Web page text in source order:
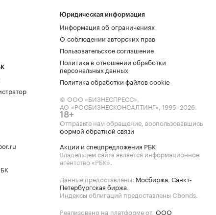
Юридическая информация
Информация об ограничениях
О соблюдении авторских прав
Пользовательское соглашение
Политика в отношении обработки
персональных данных
Политика обработки файлов cookie
© ООО «БИЗНЕСПРЕСС»,
АО «РОСБИЗНЕСКОНСАЛТИНГ», 1995–2026.
18+
Отправьте нам обращение, воспользовавшись
формой обратной связи
Акции и спецпредложения РБК
Владельцем сайта является информационное
агентство «РБК».
Данные предоставлены: Мосбиржа, Санкт-
Петербургская биржа.
Индексы облигаций предоставлены Cbonds.
Реализовано на платформе от ООО